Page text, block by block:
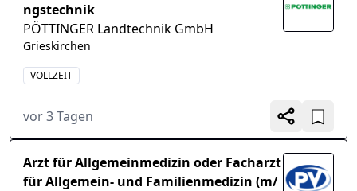
ngstechnik
PÖTTINGER Landtechnik GmbH
Grieskirchen
VOLLZEIT
vor 3 Tagen
Arzt für Allgemeinmedizin oder Facharzt
für Allgemein- und Familienmedizin (m/